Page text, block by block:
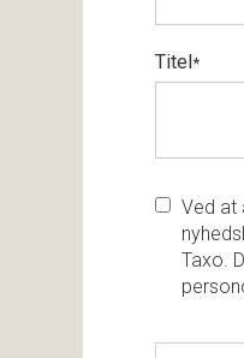
Titel*
Ved at
Taxo.